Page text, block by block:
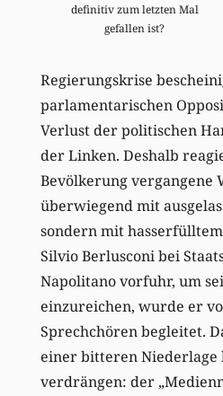
definitiv zum letzten Mal
gefallen ist?
Regierungskrise
parlamentarischen
Verlust der politischen
der Linken. Deshalb
Bevölkerung vergangene
überwiegend mit
sondern mit
Silvio Berlusconi bei
Napolitano vorfuhr, um
einzureichen, wurde er
Sprechchören begleitet.
einer bitteren Niederlage
verdrängen: der